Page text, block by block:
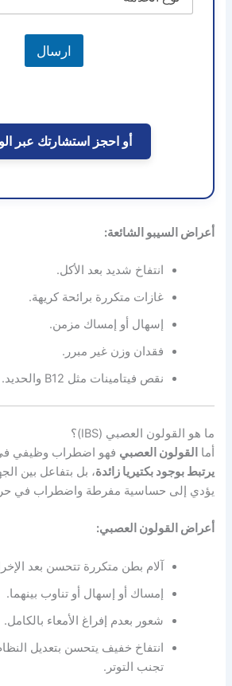
و
م
ر
ق
ع
ع
ارسال
e
أو احجز استشارتك عبر
أعراض السيبو الشائعة:
انتفاخ شديد بعد الأكل.
غازات متكررة برائحة كريهة.
إسهال أو إمساك مزمن.
فقدان وزن غير مبرر.
نقص فيتامينات مثل B12 والحديد.
ما هو القولون العصبي (IBS)؟
أما القولون العصبي فهو اضطراب وظيفي في
يرتبط بوجود بكتيريا زائدة، بل بتفاعل بين
يؤدي إلى حساسية مفرطة واضطراب في
أعراض القولون العصبي:
آلام بطن متكررة تتحسن بعد
إمساك أو إسهال أو تناوب بينهما.
شعور بعدم إفراغ الأمعاء بالكامل.
انتفاخ خفيف يتحسن بتعديل
تجنب التوتر.